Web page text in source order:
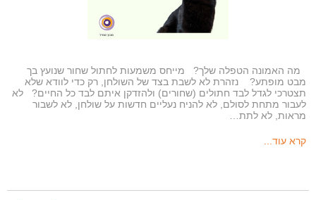
מה האמונה הטפלה שלך? מייחס משמעות לחתול שחור שנועץ בך
מבט מופתע? נזהרת לא לשבת בצד של השולחן, רק כדי לוודא שלא
תצטרכי לגדל לבד חתולים (שחורים) ולהזדקן איתם לבד כל החיים? לא
לעבור מתחת לסולם, לא להניח נעליים חדשות על שולחן, לא לשבור
מראות, לא לתת…
קרא עוד...